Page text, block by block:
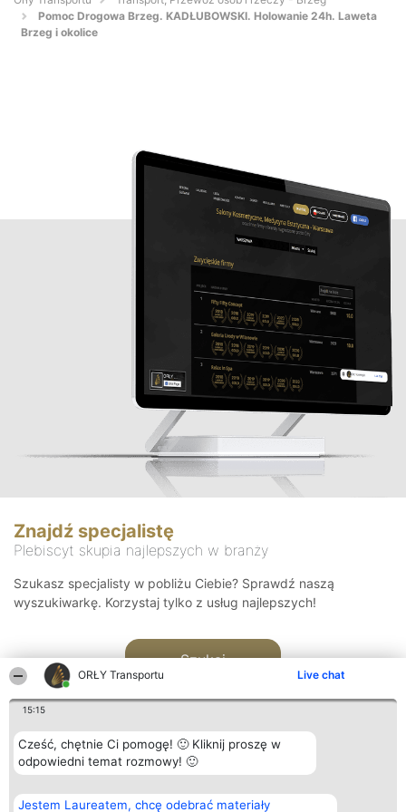
ORŁY Transportu Live chat
15:15
Cześć, chętnie Ci pomogę! 🙂 Kliknij proszę w
odpowiedni temat rozmowy! 🙂
Jestem Laureatem, chcę odebrać materiały
Pomoc Drogowa Brzeg. KADŁUBOWSKI. Holowanie 24h. Laweta
Brzeg i okolice
Znajdź specjalistę
Plebiscyt skupia najlepszych w branży
Szukasz specjalisty w pobliżu Ciebie? Sprawdź naszą
wyszukiwarkę. Korzystaj tylko z usług najlepszych!
Szukaj
Organizator plebiscytu
Bright Side Solutions sp. z o.
Plebiscyt
Laureaci
Kontakt
Kontakt